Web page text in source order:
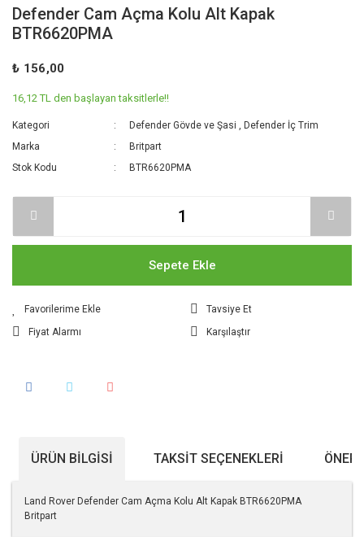
Defender Cam Açma Kolu Alt Kapak
BTR6620PMA
₺ 156,00
16,12 TL den başlayan taksitlerle!!
Kategori Defender Gövde ve Şasi ,Defender İç Trim
Marka
Britpart
Stok Kodu
BTR6620PMA
Sepete Ekle
Tavsiye Et
Fiyat Alarmı
Karşılaştır
ÜRÜN BILGISI TAKSIT SEÇENEKLERI
Land Rover Defender Cam Açma Kolu Alt Kapak BTR6620PMA
Britpart